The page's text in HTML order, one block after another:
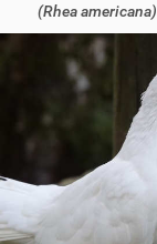
(Rhea americana)